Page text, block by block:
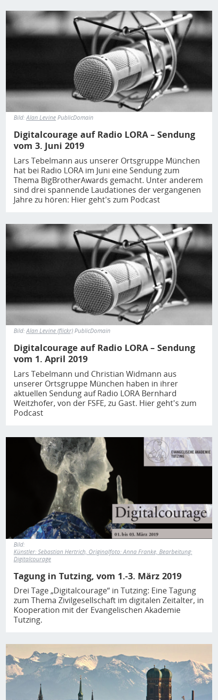
Bild
Bild:Alan LevinePublicDomain
Digitalcourage auf Radio LORA – Sendung
vom 3. Juni 2019
Lars Tebelmann aus unserer Ortsgruppe München
hat bei Radio LORA im Juni eine Sendung zum
Thema BigBrotherAwards gemacht. Unter anderem
sind drei spannende Laudationes der vergangenen
Jahre zu hören: Hier geht's zum Podcast
Bild
Bild:Alan Levine (flickr)PublicDomain
Digitalcourage auf Radio LORA – Sendung
vom 1. April 2019
Lars Tebelmann und Christian Widmann aus
unserer Ortsgruppe München haben in ihrer
aktuellen Sendung auf Radio LORA Bernhard
Weitzhofer, von der FSFE, zu Gast. Hier geht's zum
Podcast
Bild
Bild:
Künstler: Sebastian Hertrich, Originalfoto: Anna Franke, Bearbeitung:
Digitalcourage
Tagung in Tutzing, vom 1.-3. März 2019
Drei Tage „Digitalcourage“ in Tutzing: Eine Tagung
zum Thema Zivilgesellschaft im digitalen Zeitalter, in
Kooperation mit der Evangelischen Akademie
Tutzing.
Bild